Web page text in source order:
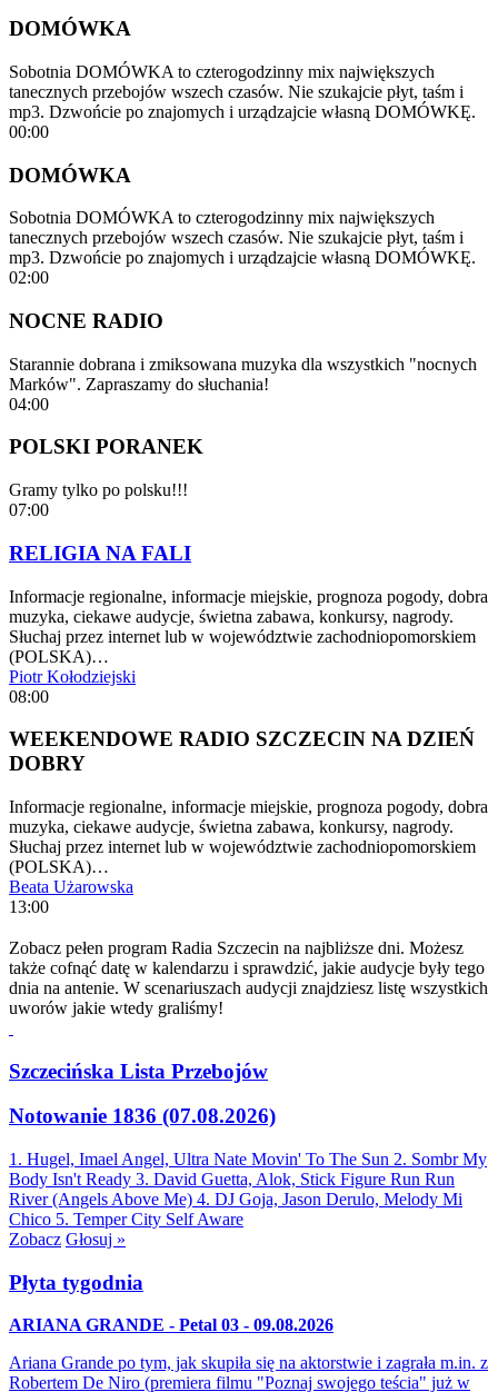
DOMÓWKA
Sobotnia DOMÓWKA to czterogodzinny mix największych
tanecznych przebojów wszech czasów. Nie szukajcie płyt, taśm i
mp3. Dzwońcie po znajomych i urządzajcie własną DOMÓWKĘ.
00:00
DOMÓWKA
Sobotnia DOMÓWKA to czterogodzinny mix największych
tanecznych przebojów wszech czasów. Nie szukajcie płyt, taśm i
mp3. Dzwońcie po znajomych i urządzajcie własną DOMÓWKĘ.
02:00
NOCNE RADIO
Starannie dobrana i zmiksowana muzyka dla wszystkich "nocnych
Marków". Zapraszamy do słuchania!
04:00
POLSKI PORANEK
Gramy tylko po polsku!!!
07:00
RELIGIA NA FALI
Informacje regionalne, informacje miejskie, prognoza pogody, dobra
muzyka, ciekawe audycje, świetna zabawa, konkursy, nagrody.
Słuchaj przez internet lub w województwie zachodniopomorskiem
(POLSKA)…
Piotr Kołodziejski
08:00
WEEKENDOWE RADIO SZCZECIN NA DZIEŃ
DOBRY
Informacje regionalne, informacje miejskie, prognoza pogody, dobra
muzyka, ciekawe audycje, świetna zabawa, konkursy, nagrody.
Słuchaj przez internet lub w województwie zachodniopomorskiem
(POLSKA)…
Beata Użarowska
13:00
Zobacz pełen program Radia Szczecin na najbliższe dni. Możesz
także cofnąć datę w kalendarzu i sprawdzić, jakie audycje były tego
dnia na antenie. W scenariuszach audycji znajdziesz listę wszystkich
uworów jakie wtedy graliśmy!
Szczecińska Lista Przebojów
Notowanie 1836 (07.08.2026)
1. Hugel, Imael Angel, Ultra Nate Movin' To The Sun 2. Sombr My
Body Isn't Ready 3. David Guetta, Alok, Stick Figure Run Run
River (Angels Above Me) 4. DJ Goja, Jason Derulo, Melody Mi
Chico 5. Temper City Self Aware
Zobacz Głosuj »
Płyta tygodnia
ARIANA GRANDE - Petal 03 - 09.08.2026
Ariana Grande po tym, jak skupiła się na aktorstwie i zagrała m.in. z
Robertem De Niro (premiera filmu "Poznaj swojego teścia" już w